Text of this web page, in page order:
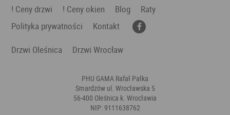
! Ceny drzwi
! Ceny okien Blog
Raty
Polityka prywatności
Kontakt
Drzwi Oleśnica
Drzwi Wrocław
PHU GAMA Rafał Pałka
Smardzów ul. Wrocławska 5
56-400 Oleśnica k. Wrocławia
NIP: 9111638762